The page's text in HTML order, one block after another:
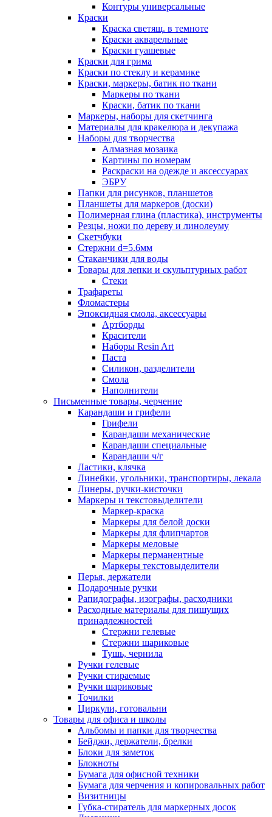
Контуры универсальные
Краски
Краска светящ. в темноте
Краски акварельные
Краски гуашевые
Краски для грима
Краски по стеклу и керамике
Краски, маркеры, батик по ткани
Маркеры по ткани
Краски, батик по ткани
Маркеры, наборы для скетчинга
Материалы для кракелюра и декупажа
Наборы для творчества
Алмазная мозаика
Картины по номерам
Раскраски на одежде и аксессуарах
ЭБРУ
Папки для рисунков, планшетов
Планшеты для маркеров (доски)
Полимерная глина (пластика), инструменты
Резцы, ножи по дереву и линолеуму
Скетчбуки
Стержни d=5.6мм
Стаканчики для воды
Товары для лепки и скульптурных работ
Стеки
Трафареты
Фломастеры
Эпоксидная смола, аксессуары
Артборды
Красители
Наборы Resin Art
Паста
Силикон, разделители
Смола
Наполнители
Письменные товары, черчение
Карандаши и грифели
Грифели
Карандаши механические
Карандаши специальные
Карандаши ч/г
Ластики, клячка
Линейки, угольники, транспортиры, лекала
Линеры, ручки-кисточки
Маркеры и текстовыделители
Маркер-краска
Маркеры для белой доски
Маркеры для флипчартов
Маркеры меловые
Маркеры перманентные
Маркеры текстовыделители
Перья, держатели
Подарочные ручки
Рапидографы, изографы, расходники
Расходные материалы для пишущих
принадлежностей
Стержни гелевые
Стержни шариковые
Тушь, чернила
Ручки гелевые
Ручки стираемые
Ручки шариковые
Точилки
Циркули, готовальни
Товары для офиса и школы
Альбомы и папки для творчества
Бейджи, держатели, брелки
Блоки для заметок
Блокноты
Бумага для офисной техники
Бумага для черчения и копировальных работ
Визитницы
Губка-стиратель для маркерных досок